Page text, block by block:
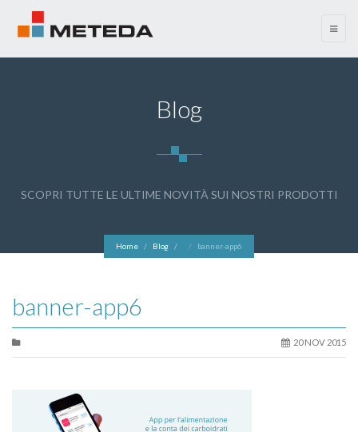
menu
Blog
SCOPRI TUTTE LE ULTIME NOVITÀ SUI NOSTRI PRODOTTI
Home Blog banner-app6
banner-app6
20 NOV 2015